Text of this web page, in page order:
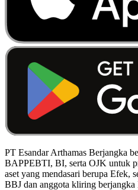
PT Esandar Arthamas Berjangka
BAPPEBTI, BI, serta OJK untuk
aset yang mendasari berupa Efek,
BBJ dan anggota kliring